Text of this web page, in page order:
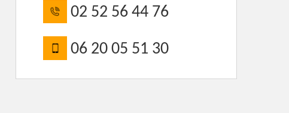
02 52 56 44 76
06 20 05 51 30